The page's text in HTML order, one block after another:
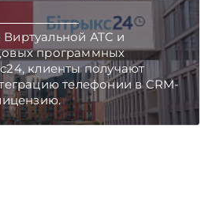
АТС и
программных
клиенты получают
телефонии в CRM-